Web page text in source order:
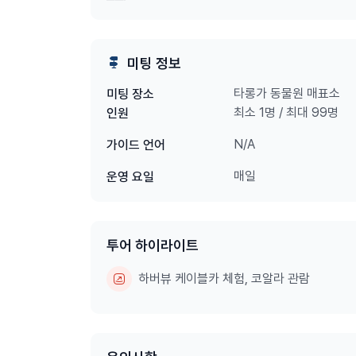
🎫 포함사항
✔ 타롱가 동물원 입장권 1일 이용
※ 케이블카(Sky Safari) 운영 종료로 인해 현재 운
매일 운영 (연중무휴) 09:30 ~ 17:00
📍 위치
Taronga Zoo (Bradleys Head Rd, Mosman
① Taronga Zoo Wharf → 대중교통 버스 환승 →
미팅 정보
미팅 장소
타롱가 동물원 매표소
인원
최소 1명 / 최대 99명
가이드 언어 N/A
운영 요일 매일
투어 하이라이트
하버뷰 케이블카 체험, 코알라 관람